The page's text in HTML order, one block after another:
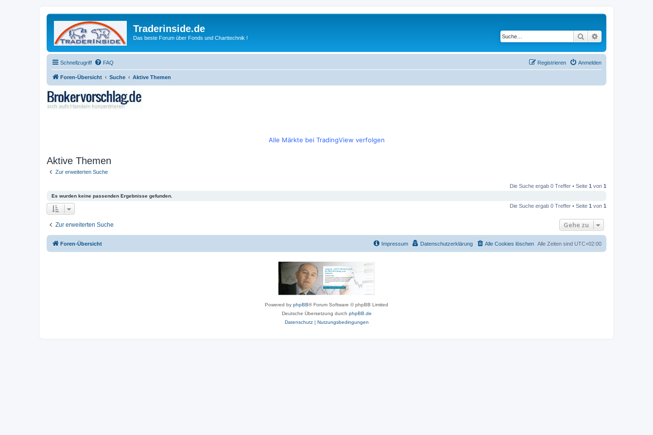
Traderinside.de
Das beste Forum über Fonds und Charttechnik ! Suche
Schnellzugriff FAQ Anmelden
Registrieren
Foren-Übersicht Suche Aktive Themen
Alle Märkte bei TradingView verfolgen
Aktive Themen
Zur erweiterten Suche
Die Suche ergab 0 Treffer • Seite 1 von 1
Es wurden keine passenden Ergebnisse gefunden.
Die Suche ergab 0 Treffer • Seite 1 von 1
Zur erweiterten Suche Gehe zu
Foren-Übersicht Alle Zeiten sind UTC+02:00
Alle Cookies löschen
Datenschutzerklärung
Impressum
Powered by phpBB® Forum Software © phpBB Limited
Deutsche Übersetzung durch phpBB.de
Datenschutz| Nutzungsbedingungen